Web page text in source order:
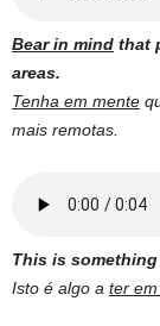
Bear in mind that
areas.
Tenha em mente
mais remotas.
This is
Isto é algo a ter